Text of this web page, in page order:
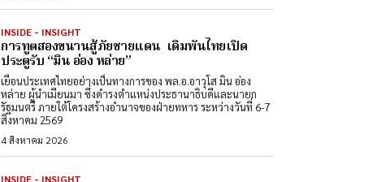
INSIDE - INSIGHT
การทูตสองขนานสู้ภัยชายแดน เดิมพันไทยเปิด
ประตูรับ “มิน อ่อง หล่าย”
เยือนประเทศไทยอย่างเป็นทางการของ พล.อ.อาวุโส มิน อ่อง
หล่าย ผู้นำเมียนมา ซึ่งดำรงตำแหน่งประธานาธิบดีและนายก
รัฐมนตรี ภายใต้โครงสร้างอำนาจของฝ่ายทหาร ระหว่างวันที่ 6-7
สิงหาคม 2569
4 สิงหาคม 2026
INSIDE - INSIGHT